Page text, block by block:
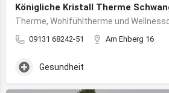
Königliche Kristall Therme
09131 68242-51 Am Ehberg 16
Gesundheit